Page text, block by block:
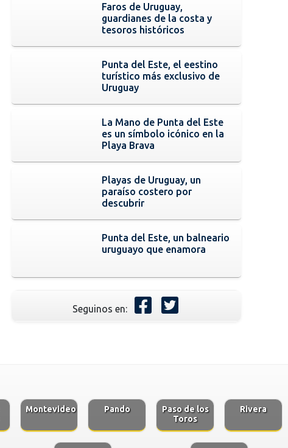
Faros de Uruguay,
guardianes de la costa y
tesoros históricos
Punta del Este, el eestino
turístico más exclusivo de
Uruguay
La Mano de Punta del Este
es un símbolo icónico en la
Playa Brava
Playas de Uruguay, un
paraíso costero por
descubrir
Punta del Este, un balneario
uruguayo que enamora
Seguinos en:
Montevideo Pando
Paso de los
Toros
Rivera